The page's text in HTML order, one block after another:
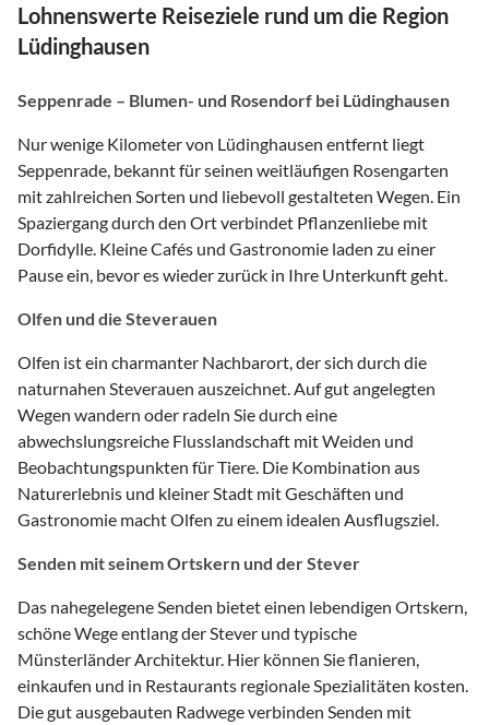
Lohnenswerte Reiseziele rund um die Region
Lüdinghausen
Seppenrade – Blumen- und Rosendorf bei Lüdinghausen
Nur wenige Kilometer von Lüdinghausen entfernt liegt
Seppenrade, bekannt für seinen weitläufigen Rosengarten
mit zahlreichen Sorten und liebevoll gestalteten Wegen. Ein
Spaziergang durch den Ort verbindet Pflanzenliebe mit
Dorfidylle. Kleine Cafés und Gastronomie laden zu einer
Pause ein, bevor es wieder zurück in Ihre Unterkunft geht.
Olfen und die Steverauen
Olfen ist ein charmanter Nachbarort, der sich durch die
naturnahen Steverauen auszeichnet. Auf gut angelegten
Wegen wandern oder radeln Sie durch eine
abwechslungsreiche Flusslandschaft mit Weiden und
Beobachtungspunkten für Tiere. Die Kombination aus
Naturerlebnis und kleiner Stadt mit Geschäften und
Gastronomie macht Olfen zu einem idealen Ausflugsziel.
Senden mit seinem Ortskern und der Stever
Das nahegelegene Senden bietet einen lebendigen Ortskern,
schöne Wege entlang der Stever und typische
Münsterländer Architektur. Hier können Sie flanieren,
einkaufen und in Restaurants regionale Spezialitäten kosten.
Die gut ausgebauten Radwege verbinden Senden mit